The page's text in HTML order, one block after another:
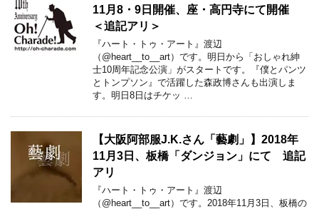
11月8・9日開催、座・高円寺にて開催
＜追記アリ＞
『ハート・トゥ・アート』渡辺
（@heart__to__art）です。明日から「おしゃれ紳
士10周年記念公演」がスタートです。『僕とパンツ
とトンプソン』で活躍した森政博さんも出演しま
す。明日8日はチケッ …
【大阪阿部服J.K.さん「藝劇」】2018年
11月3日、板橋「ダンジョン」にて 追記
アリ
『ハート・トゥ・アート』渡辺
（@heart__to__art）です。2018年11月3日、板橋の